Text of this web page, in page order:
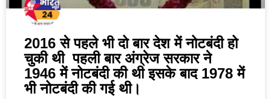
2016 से पहले भी दो बार देश में नोटबंदी हो
चुकी थी पहली बार अंग्रेज सरकार ने
1946 में नोटबंदी की थी इसके बाद 1978 में
भी नोटबंदी की गई थी।